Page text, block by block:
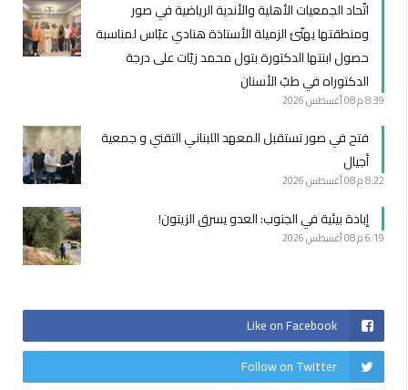
اتّحاد الجمعيات الأهلية والأندية الرياضية في صور
ومنطقتها يهنّئ الزميلة الأستاذة هنادي عبّاس لمناسبة
حصول ابنتها الدكتورة بتول محمد زيّات على درجة
الدكتوراه في طبّ الأسنان
8:39 م 08 أغسطس 2026
فتح في صور تستقبل المعهد اللبناني التقني و جمعية
أجيال
8:22 م 08 أغسطس 2026
إبادة بيئية في الجنوب: العدو يسرق الزيتون!
6:19 م 08 أغسطس 2026
Like on Facebook
Follow on Twitter